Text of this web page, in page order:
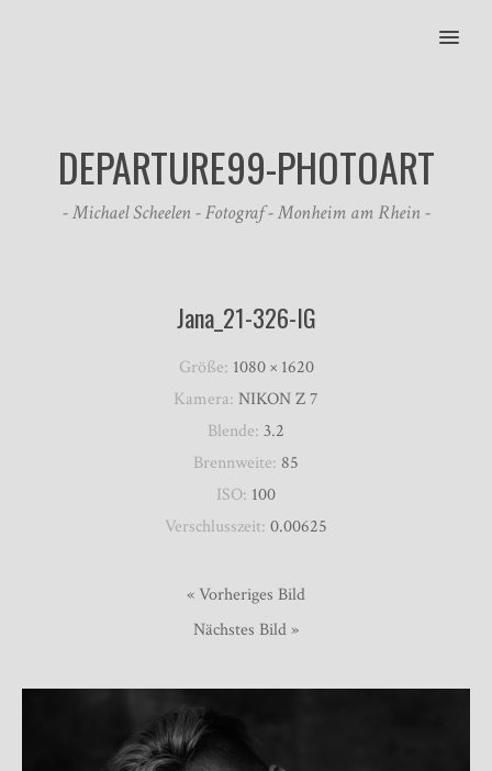
MENU
DEPARTURE99-PHOTOART
- Michael Scheelen - Fotograf - Monheim am Rhein -
Jana_21-326-IG
Größe: 1080 × 1620
Kamera: NIKON Z 7
Blende: 3.2
Brennweite: 85
ISO: 100
Verschlusszeit: 0.00625
« Vorheriges Bild
Nächstes Bild »